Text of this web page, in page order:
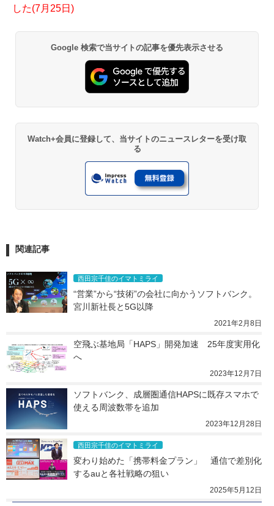
した(7月25日)
Google 検索で当サイトの記事を優先表示させる
Watch+会員に登録して、当サイトのニュースレターを受け取
る
関連記事
西田宗千佳のイマトミライ
“営業”から“技術”の会社に向かうソフトバンク。
宮川新社長と5G以降
2021年2月8日
空飛ぶ基地局「HAPS」開発加速　25年度実用化
へ
2023年12月7日
ソフトバンク、成層圏通信HAPSに既存スマホで
使える周波数帯を追加
2023年12月28日
西田宗千佳のイマトミライ
変わり始めた「携帯料金プラン」　通信で差別化
するauと各社戦略の狙い
2025年5月12日